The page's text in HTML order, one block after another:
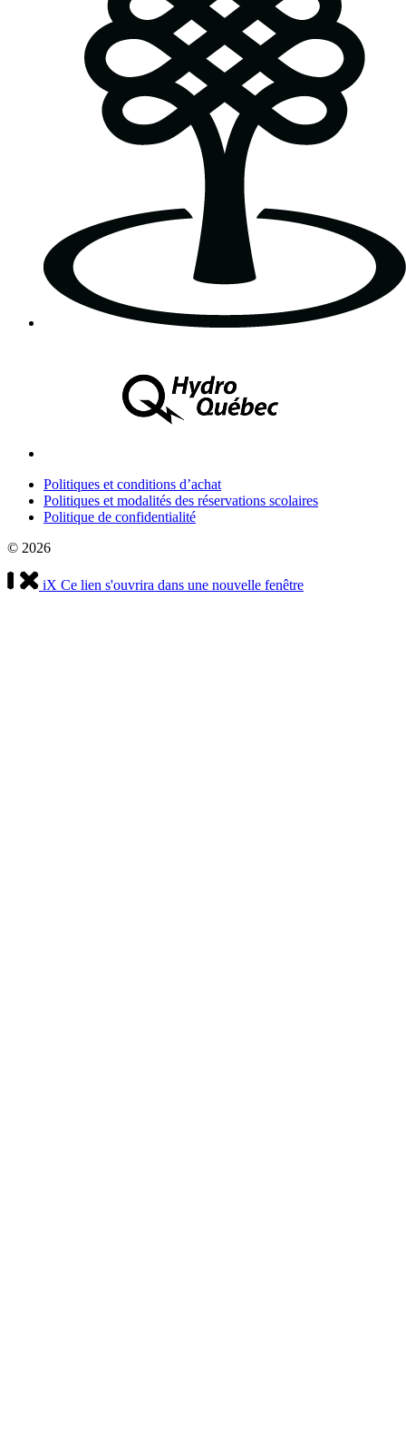
Politiques et conditions d’achat
Politiques et modalités des réservations scolaires
Politique de confidentialité
© 2026
iX Ce lien s'ouvrira dans une nouvelle fenêtre